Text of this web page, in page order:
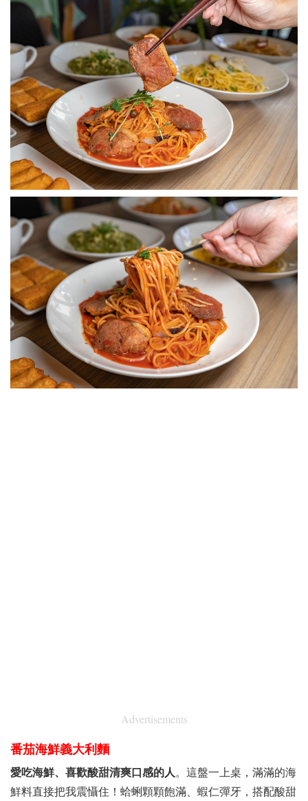
Advertisements
番茄海鮮義大利麵
愛吃海鮮、喜歡酸甜清爽口感的人 。這盤一上桌，滿滿的海
鮮料直接把我震懾住！蛤蜊顆顆飽滿、蝦仁彈牙，搭配酸甜